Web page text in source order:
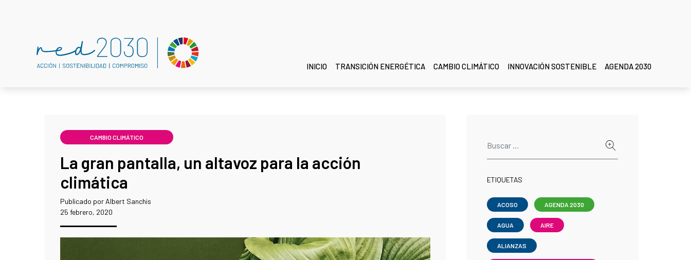
INICIO TRANSICIÓN ENERGÉTICA CAMBIO CLIMÁTICO INNOVACIÓN SOSTENIBLE AGENDA 2030
CAMBIO CLIMÁTICO
La gran pantalla, un altavoz para la acción
climática
Publicado por Albert Sanchis
25 febrero, 2020
ETIQUETAS
ACOSO AGENDA 2030
AGUA AIRE
ALIANZAS